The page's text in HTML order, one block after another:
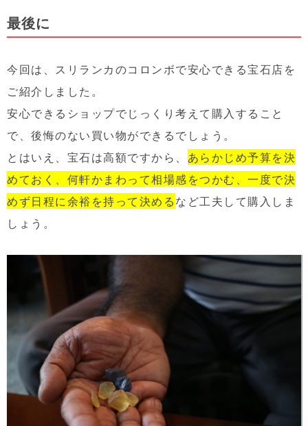
最後に
今回は、スリランカのコロンボで安心できる宝石店を
ご紹介しました。
安心できるショップでじっくり考えて購入すること
で、後悔のない買い物ができるでしょう。
とはいえ、宝石は高額ですから、 あらかじめ予算を決
めておく、何軒かまわって相場感をつかむ、一度で決
めず日程に余裕を持って決めるなど工夫して購入しま
しょう。